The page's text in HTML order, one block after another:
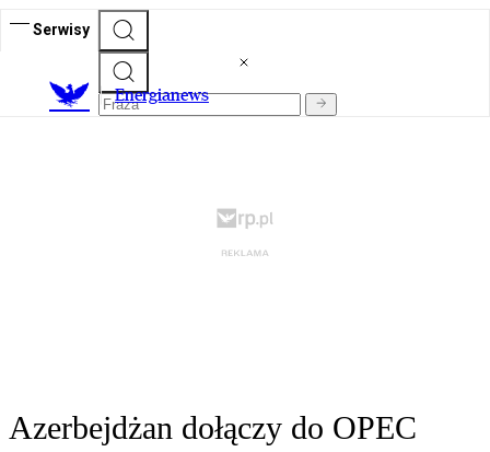
Serwisy
Energianews
Azerbejdżan dołączy do OPEC